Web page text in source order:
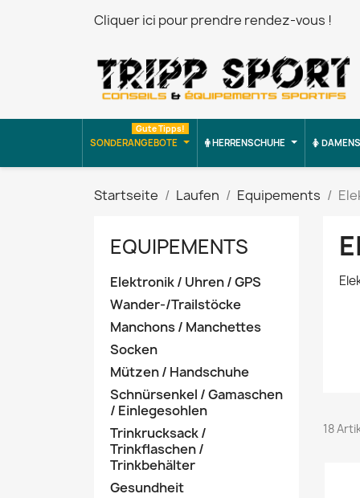
Cliquer ici pour prendre rendez-vous !
SONDERANGEBOTE
Gute Tipps!
HERRENSCHUHE
Startseite Laufen Equipements
EQUIPEMENTS
Elektronik / Uhren / GPS
Wander-/Trailstöcke
Manchons / Manchettes
Socken
Mützen / Handschuhe
Schnürsenkel / Gamaschen
/ Einlegesohlen
Trinkrucksack /
Trinkflaschen /
Trinkbehälter
Gesundheit
18